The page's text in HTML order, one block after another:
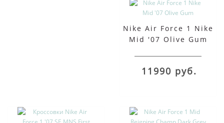
Nike Air Force 1 Nike
Mid '07 Olive Gum
11990 руб.